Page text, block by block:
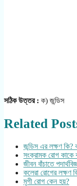
সঠিক উত্তর : ক) জন্ডিস
Related
জন্ডিস এর লক্ষণ কি?
সংক্রামক রোগ কাকে
জীবন বাঁচাতে
কলেরা রোগের লক্ষণ
মৃগী রোগ কেন হয়?